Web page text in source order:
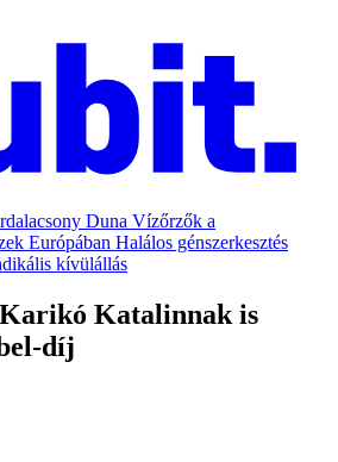
Duna Vízőrzők a
Európában Halálos génszerkesztés
kívülállás
Katalinnak is
díj